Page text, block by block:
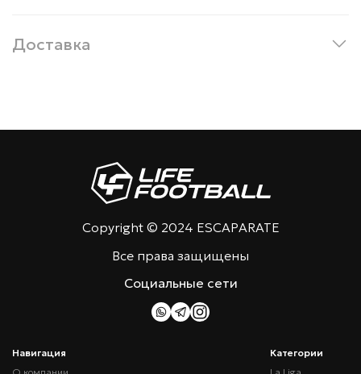
Доставка
Copyright © 2024 ESCAPARATE
Все права защищены
Навигация
Категории
Социальные сети